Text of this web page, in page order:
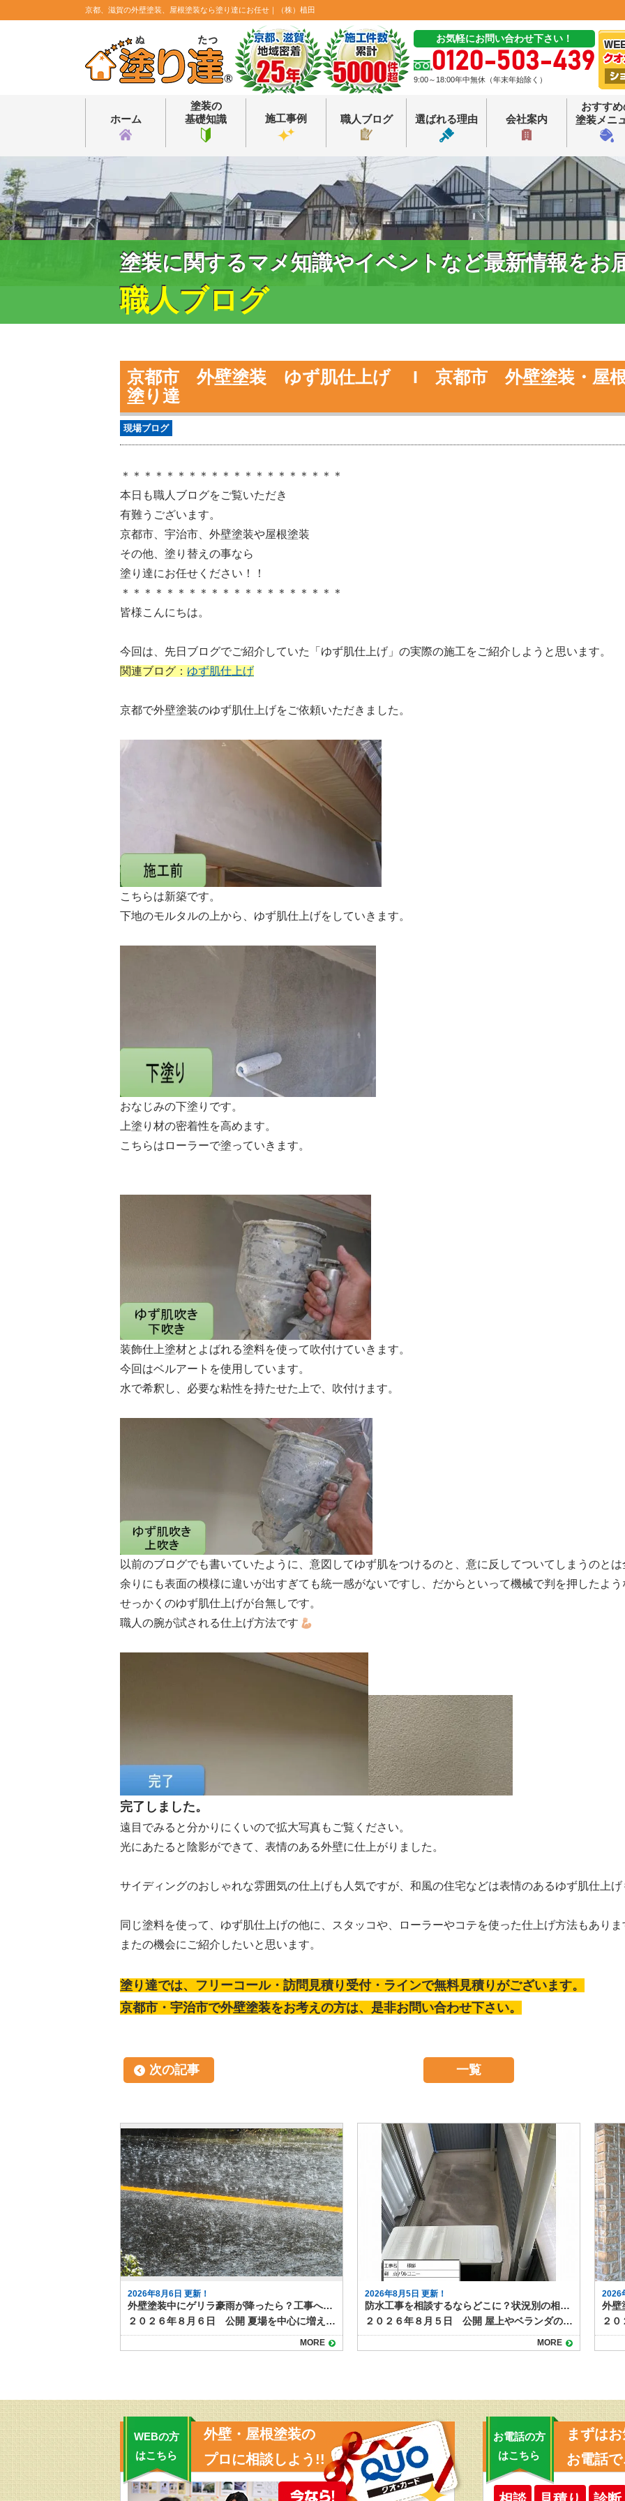
京都、滋賀の外壁塗装、屋根塗装なら塗り達にお任せ｜（株）植田
お気軽にお問い合わせ下さい！
0120-503-439
9:00～18:00年中無休（年末年始除く）
ホーム
塗装の
基礎知識
施工事例 職人ブログ 選ばれる理由 会社案内
おすすめ
塗装メニ
塗装に関するマメ知識やイベントなど最新情報をお
職人ブログ
京都市 外壁塗装 ゆず肌仕上げ I 京都市 外壁塗装・屋根
塗り達
現場ブログ
＊＊＊＊＊＊＊＊＊＊＊＊＊＊＊＊＊＊＊＊
本日も職人ブログをご覧いただき
有難うございます。
京都市、宇治市、外壁塗装や屋根塗装
その他、塗り替えの事なら
塗り達にお任せください！！
＊＊＊＊＊＊＊＊＊＊＊＊＊＊＊＊＊＊＊＊
皆様こんにちは。
今回は、先日ブログでご紹介していた「ゆず肌仕上げ」の実際の施工をご紹介しようと思います。
関連ブログ： ゆず肌仕上げ
京都で外壁塗装のゆず肌仕上げをご依頼いただきました。
こちらは新築です。
下地のモルタルの上から、ゆず肌仕上げをしていきます。
おなじみの下塗りです。
上塗り材の密着性を高めます。
こちらはローラーで塗っていきます。
装飾仕上塗材とよばれる塗料を使って吹付けていきます。
今回はベルアートを使用しています。
水で希釈し、必要な粘性を持たせた上で、吹付けます。
以前のブログでも書いていたように、意図してゆず肌をつけるのと、意に反してついてしまうのとは
余りにも表面の模様に違いが出すぎても統一感がないですし、だからといって機械で判を押したよ
せっかくのゆず肌仕上げが台無しです。
職人の腕が試される仕上げ方法です
完了しました。
遠目でみると分かりにくいので拡大写真もご覧ください。
光にあたると陰影ができて、表情のある外壁に仕上がりました。
サイディングのおしゃれな雰囲気の仕上げも人気ですが、和風の住宅などは表情のあるゆず肌仕上げ
同じ塗料を使って、ゆず肌仕上げの他に、スタッコや、ローラーやコテを使った仕上げ方法もありま
またの機会にご紹介したいと思います。
塗り達では、フリーコール・訪問見積り受付・ラインで無料見積りがございます。
京都市・宇治市で外壁塗装をお考えの方は、是非お問い合わせ下さい。
次の記事 一覧
2026年8月6日 更新！
外壁塗装中にゲリラ豪雨が降ったら？工事への影響と対応方法
２０２６年８月６日 公開 夏場を中心に増えているゲリラ豪雨は、外壁塗装工事にも大きな影響を与えます。 短時間で強い雨が降ると、塗料の仕上がり不良や工期の延長につながるため、現場では慎重な判断が求められます。 本記事では、突然の雨が外壁塗装工事に与える影響と、業者が行う対策について解説します。 目次ゲリラ豪雨が工事に与える影響塗料の密着不良色ムラや白化現象工期の延長施工業者が行う雨対策天気予報の細かなチェック塗装前の作業判断養生やシートでの防護工事中にゲリラ豪雨が降った場合の流れ施主ができる心構えまとめ ゲリラ豪雨が工事に与える影響 工事中のゲリラ豪雨が与える仕上がりや耐久性への影響を確認しておきましょう。 塗料の密着不良 塗装面が濡れた状態で塗料が付着すると、乾燥後に剥がれやすくなります。特に下塗り前や塗料の乾燥途中に雨が降ると、仕上がりや耐久性に影響します。 色ムラや白化現象 塗料が完全に乾く前に雨水が付着すると、表面が白っぽく濁ったり色ムラが発生します。この状態になると塗り直しが必要です。 工期の延長 ゲリラ豪雨は予測が難しいため、作業を中断したり翌日以降に工程をずらすことがあります。乾燥時間の確保も必要なため、予定より工期が伸びる場合があります。 施工業者が行う雨対策 塗装工事の施工業者は、天気予報によって、 ①雨が降り出すまで作業し、降ってきたらすぐに中断する ②１日中降りそうなので、最初から今日の作業を中止する のいずれかの判断をします。 ゲリラ豪雨などお天気の具合は、予報を見ていてもなかなか予測がつきづらいものですが、施工業者は事前に次のような対策を行って、急な雨に備えています。 天気予報の細かなチェック 近年は1時間単位のピンポイント予報が利用でき、工事前や休憩時間にも確認して作業スケジュールを調整します。 塗装前の作業判断 雨雲レーダーで豪雨の可能性が高い場合は、塗装工程を行わず、養生や下地調整など雨の影響を受けにくい作業に切り替えます。 養生やシートでの防護 作業中に急な雨が降った際は、足場のメッシュシートやビニールで塗装面を覆い、雨水の付着を防ぎます。 工事中にゲリラ豪雨が降った場合の流れ 塗装工事中にゲリラ豪雨に見舞われた場合には、次のように対応するのが一般的です。 作業を即時中断し、塗装面を雨から守る 雨が止んだら塗装面の水分を拭き取り、乾燥を確認 必要に応じて、部分的に再塗装を実施 乾燥状態が確保できない場合は翌日以降に作業を延期 塗料は余分な水分が混ざると耐久性や仕上がりに影響ができます。乾燥前に雨にあたらないようにすることと、作業を再開する際には、雨の影響を確認し、必要に応じて再塗装するなど修正が必要になります。 乾燥時間をしっかりとり、次の工程に移るためにも、雨の日やその翌日はしっかりと時間をとりますので、工期が伸びることもあります。 施主ができる心構え ゲリラ豪雨に限らず、天候が塗装工事に与える影響について事前に知っておくと、不安にならずに過ごすことができます。 夏場や梅雨時期は、工期が天候に左右されやすいことを理解する 工期延長があっても無理に急がせず、品質重視で進めてもらう 工事前の打ち合わせで「雨天時の対応方針」を確認しておく など、「家の外の工事は天気次第。さらに塗装は雨の影響を受け耐久性や仕上がりにも影響がある」ことを知っておきましょう。 まとめ 外壁塗装は天候の影響を大きく受ける工事です。ゲリラ豪雨が発生すると作業が中断され、工期が延びることもありますが、品質を守るためには必要な判断です。信頼できる業者であれば、天候を見極めながら安全かつ丁寧に作業を進めてくれます。 雨天時の対応は、塗装工程の進み具合や、今どんなことを行っているかによっても個々のケースで異なります。 実際に工事をしている場合は、施工店に「雨の場合の作業はどうなるのか」事前に確認しておくとよいでしょう。
MORE
2026年8月5日 更新！
防水工事を相談するならどこに？状況別の相談先と選び方
２０２６年８月５日 公開 屋上やベランダの防水層が劣化すると、雨漏りや建物内部の腐食につながります。そのため定期的なメンテナンスや必要な補修工事が必要になりますが、いざ防水工事を検討するとなると、「どこに相談すればよいのか分からない」という方は多いのではないでしょうか。 スムーズで意味のある防水工事を行うためには、相談先の選び方も大切です。 今回は、防水工事の相談先とその特徴を整理します。 目次防水工事の主な相談先防水工事専門業者外壁塗装・屋根工事業者ハウスメーカー・工務店管理会社（マンション・アパートの場合）防水工事の状況別のおすすめ相談先戸建住宅で雨漏りが発生している場合外壁や屋根の塗装時期と重なっている場合新築から数年以内の場合マンションやアパートの屋上防水相談前に準備しておくこと防水工事のご相談は塗り達！ 防水工事の主な相談先 防水工事の施工ができる業者や相談できる先として、次のようなところがあげられます。 防水工事専門業者 最も直接的で専門的な知識を持っているのが防水工事専門業者です。ウレタン防水、シート防水、FRP防水など各工法の特徴や費用感、耐用年数を具体的に説明してもらえます。 また、現地調査後に複数の工法を比較提案してくれる業者も多く、選択肢を広く持てます。 外壁塗装・屋根工事業者 防水工事を取り扱う塗装店や屋根業者もあります。外壁や屋根のメンテナンスと同時に依頼できるため、足場の共用で費用を抑えられる場合があります。ただし、防水専門ではない場合もあるため、施工実績や担当職人の資格を確認しましょう。 ハウスメーカー・工務店 新築時に依頼したハウスメーカーや工務店も相談先のひとつです。もともとの施工方法や、下地の種類、過去の施工履歴を把握しているため、適切な修繕方法を提案してもらえる可能性があります。ただし、下請け業者を通すため中間マージンが発生し、費用が割高になることがあります。 管理会社（マンション・アパートの場合） 集合住宅であれば、施工店へ直接連絡せず、まずは管理会社や管理組合に相談するのが基本です。共用部分の防水工事は所有者単独では決定できないため、調査や見積もりの手配も管理会社が行います。 防水工事の状況別のおすすめ相談先 防水工事は全面改修や部分改修のほか、表面のトップコートだけ塗り替える場合、雨漏りしていて下地事取り換える必要がる場合など、様々なケースがあります。下記に、事例を挙げておススメの相談先をご紹介します。 戸建住宅で雨漏りが発生している場合 防水工事専門業者に直接相談し、現地調査で原因を特定してもらうのが早道です。防水工事の補修のほか、雨漏り補修が必要になります。雨漏り専門店なども相談先になるでしょう。 外壁や屋根の塗装時期と重なっている場合 外壁塗装業者や屋根工事業者にまとめて依頼すると、塗装用に組む足場を使えるのでコストダウンになります。塗装工事店でも防水工事を扱っている施工店があるので、確認してみましょう。 新築から数年以内の場合 保証期間内であればハウスメーカーに相談し、無償修繕が可能か確認します。防水工事は５～１０年ほどの耐久性があるため、築後数年であれば、初期不良の可能性があります。 マンションやアパートの屋上防水 管理会社・管理組合経由で計画的に工事を進める必要があります。一戸だけ部分的な補修が必要になるケースもあれば、建物全体で一度にメンテナンスした方がよい場合もあります。ベランダやバルコニーの防水面に不安があれば、直接施工店に相談せず、まずは管理組合などへ連絡してみましょう。 相談前に準備しておくこと 防水工事のメンテナンスを相談する際には次のようなことをまとめて準備しておくと話がスムーズになります。 雨漏りや水たまりなどの症状がいつから発生しているか 範囲や程度が分かる写真 過去の修繕履歴や保証書 特に、過去に修繕したことがある場合は契約書や見積書などを見せられるとよいでしょう。 防水工事のご相談は塗り達！ 防水工事の相談先は状況や建物の種類によって異なります。戸建住宅であれば防水専門業者や塗装店、集合住宅なら管理会社を通すのが基本です。 どこに相談する場合でも、複数社から見積もりを取り、提案内容や保証期間を比較検討することが、後悔しない防水工事につながります。 塗り達では、塗装工事に加えて防水工事の施工も行っています。塗装工事と一緒の施工も可能ですし、防水工事のみの工事も承ります。まずはお気軽にご相談ください。
MORE
2026
お電話の方
はこちら
まずは
お電話
WEBの方
はこちら
外壁・屋根塗装の
プロに相談しよう!!